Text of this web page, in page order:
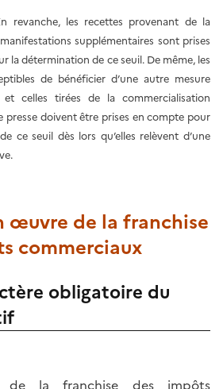
revanche, les recettes provenant de la
supplémentaires sont prises
la détermination de ce seuil. De même, les
de bénéficier d’une autre mesure
et celles tirées de la commercialisation
presse doivent être prises en compte pour
ce seuil dès lors qu’elles relèvent d’une
œuvre de la franchise
commerciaux
obligatoire du